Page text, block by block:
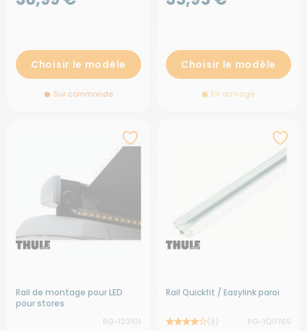
Choisir le modèle
Sur commande
Choisir le modèle
En arrivage
Rail de montage pour LED
pour stores
RG-123101
Rail Quickfit / Easylink paroi
(9)
RG-1Q11765